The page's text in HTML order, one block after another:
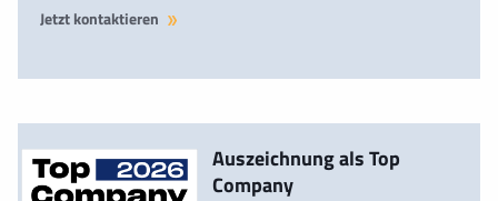
Jetzt kontaktieren
Auszeichnung als Top
Company